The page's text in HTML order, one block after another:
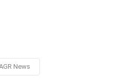
News